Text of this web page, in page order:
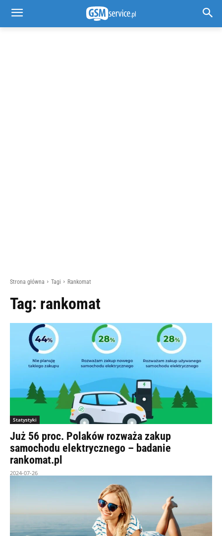
Strona główna Tagi Rankomat
Tag: rankomat
Statystyki
Już 56 proc. Polaków rozważa zakup
samochodu elektrycznego – badanie
rankomat.pl
2024-07-26